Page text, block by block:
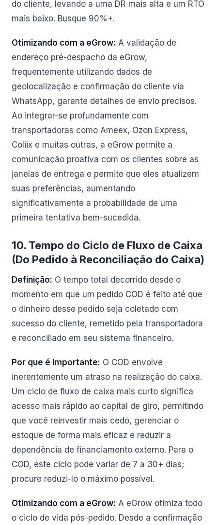
do cliente, levando a uma DR mais alta e um RTO
mais baixo. Busque 90%+.
Otimizando com a eGrow: A validação de
endereço pré-despacho da eGrow,
frequentemente utilizando dados de
geolocalização e confirmação do cliente via
WhatsApp, garante detalhes de envio precisos.
Ao integrar-se profundamente com
transportadoras como Ameex, Ozon Express,
Coliix e muitas outras, a eGrow permite a
comunicação proativa com os clientes sobre as
janelas de entrega e permite que eles atualizem
suas preferências, aumentando
significativamente a probabilidade de uma
primeira tentativa bem-sucedida.
10. Tempo do Ciclo de Fluxo de Caixa
(Do Pedido à Reconciliação do Caixa)
Definição: O tempo total decorrido desde o
momento em que um pedido COD é feito até que
o dinheiro desse pedido seja coletado com
sucesso do cliente, remetido pela transportadora
e reconciliado em seu sistema financeiro.
Por que é Importante: O COD envolve
inerentemente um atraso na realização do caixa.
Um ciclo de fluxo de caixa mais curto significa
acesso mais rápido ao capital de giro, permitindo
que você reinvestir mais cedo, gerenciar o
estoque de forma mais eficaz e reduzir a
dependência de financiamento externo. Para o
COD, este ciclo pode variar de 7 a 30+ dias;
procure reduzi-lo o máximo possível.
Otimizando com a eGrow: A eGrow otimiza todo
o ciclo de vida pós-pedido. Desde a confirmação